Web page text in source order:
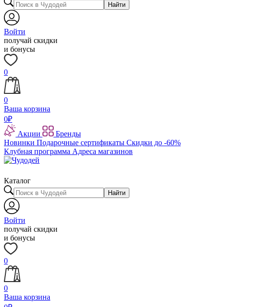
Найти
Войти
получай скидки
и бонусы
0
0
Ваша корзина
0₽
Акции
Бренды
Новинки Подарочные сертификаты Скидки до -60%
Клубная программа Адреса магазинов
Каталог
Найти
Войти
получай скидки
и бонусы
0
0
Ваша корзина